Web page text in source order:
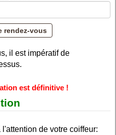
il est impératif de
est définitive !
de votre coiffeur: